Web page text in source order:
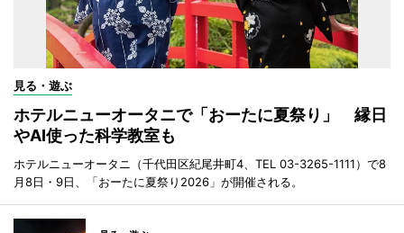
見る・遊ぶ
ホテルニューオータニで「おーたに夏祭り」 縁日
やAI使った科学教室も
ホテルニューオータニ（千代田区紀尾井町4、TEL 03-3265-1111）で8
月8日・9日、「おーたに夏祭り2026」が開催される。